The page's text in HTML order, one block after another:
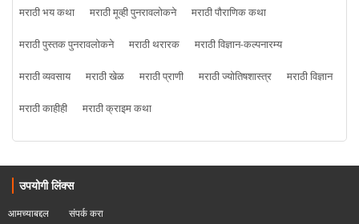
मराठी भय कथा
मराठी मूव्ही पुनरावलोकने
मराठी पौराणिक कथा
मराठी पुस्तक पुनरावलोकने
मराठी थरारक
मराठी विज्ञान-कल्पनारम्य
मराठी व्यवसाय
मराठी खेळ मराठी प्राणी मराठी ज्योतिषशास्त्र
मराठी विज्ञान
मराठी काहीही
मराठी क्राइम कथा
उपयोगी लिंक्स
आमच्याबद्दल संपर्क करा